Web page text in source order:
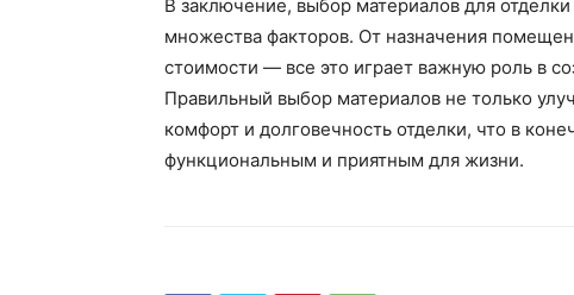
В заключение, выбор материалов для
множества факторов. От назначения
стоимости — все это играет важную роль в
Правильный выбор материалов не только
комфорт и долговечность отделки, что в
функциональным и приятным для жизни.